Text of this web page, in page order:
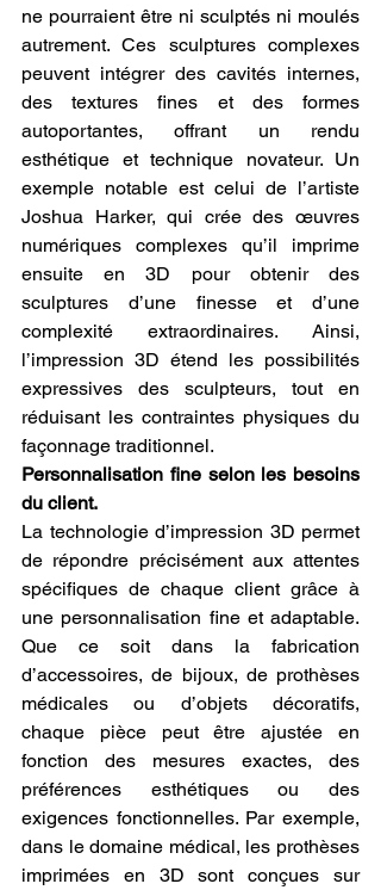
ne pourraient être ni sculptés ni moulés
autrement. Ces sculptures complexes
peuvent intégrer des cavités internes,
des textures fines et des formes
autoportantes, offrant un rendu
esthétique et technique novateur. Un
exemple notable est celui de l’artiste
Joshua Harker, qui crée des œuvres
numériques complexes qu’il imprime
ensuite en 3D pour obtenir des
sculptures d’une finesse et d’une
complexité extraordinaires. Ainsi,
l’impression 3D étend les possibilités
expressives des sculpteurs, tout en
réduisant les contraintes physiques du
façonnage traditionnel.
Personnalisation fine selon les besoins
du client.
La technologie d’impression 3D permet
de répondre précisément aux attentes
spécifiques de chaque client grâce à
une personnalisation fine et adaptable.
Que ce soit dans la fabrication
d’accessoires, de bijoux, de prothèses
médicales ou d’objets décoratifs,
chaque pièce peut être ajustée en
fonction des mesures exactes, des
préférences esthétiques ou des
exigences fonctionnelles. Par exemple,
dans le domaine médical, les prothèses
imprimées en 3D sont conçues sur